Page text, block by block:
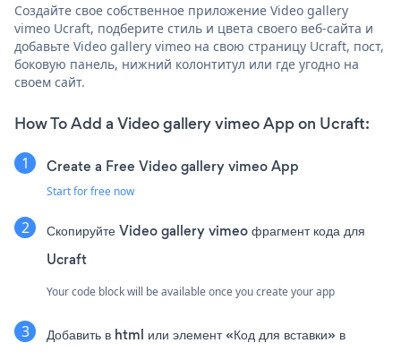
Создайте свое собственное приложение Video gallery
vimeo Ucraft, подберите стиль и цвета своего веб-сайта и
добавьте Video gallery vimeo на свою страницу Ucraft, пост,
боковую панель, нижний колонтитул или где угодно на
своем сайт.
How To Add a Video gallery vimeo App on Ucraft:
Create a Free Video gallery vimeo App
Start for free now
Скопируйте Video gallery vimeo фрагмент кода для
Ucraft
Your code block will be available once you create your app
Добавить в html или элемент «Код для вставки» в